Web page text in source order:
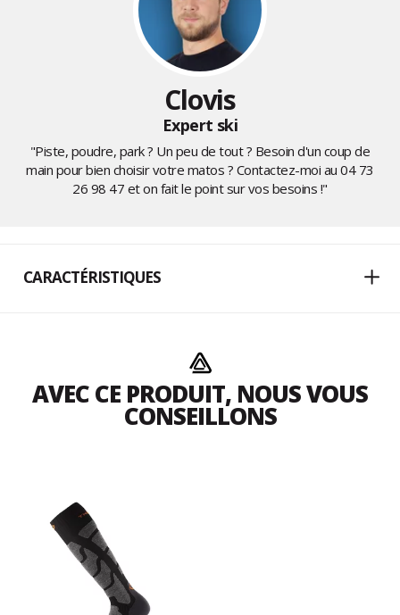
Clovis
Expert ski
"Piste, poudre, park ? Un peu de tout ? Besoin d'un coup de
main pour bien choisir votre matos ? Contactez-moi au04 73
26 98 47 et on fait le point sur vos besoins !"
CARACTÉRISTIQUES
AVEC CE PRODUIT, NOUS VOUS
CONSEILLONS